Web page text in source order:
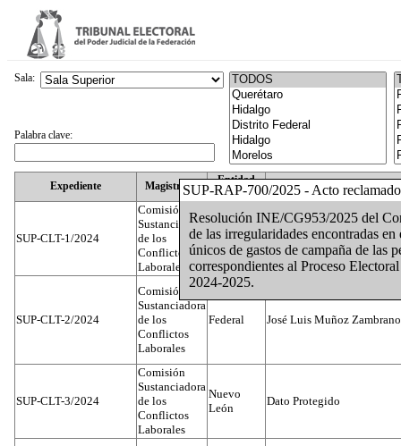
SUP-RAP-700/2025 - Acto reclamado
Resolución INE/CG953/2025 del
de las irregularidades encontradas
únicos de gastos de campaña de las
correspondientes al Proceso
2024-2025.
Expediente Magistrado
Entidad
Federativa
SUP-CLT-1/2024
Comisión
Sustanciadora
de los
Conflictos
Laborales
Federal Juan José Serrato Velasco
SUP-CLT-2/2024
Comisión
Sustanciadora
de los
Conflictos
Laborales
Federal José Luis Muñoz Zambrano
SUP-CLT-3/2024
Comisión
Sustanciadora
de los
Conflictos
Laborales
Nuevo
León
Dato Protegido
Sala:
Palabra clave: